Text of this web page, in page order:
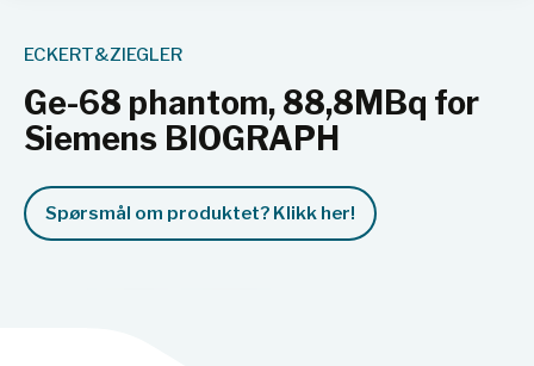
ECKERT&ZIEGLER
Ge-68 phantom, 88,8MBq for
Siemens BIOGRAPH
Spørsmål om produktet? Klikk her!